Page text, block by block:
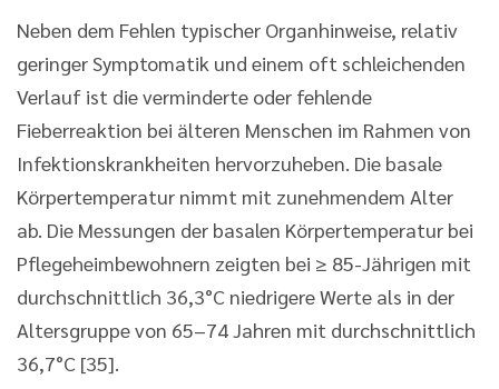
Neben dem Fehlen typischer Organhinweise, relativ
geringer Symptomatik und einem oft schleichenden
Verlauf ist die verminderte oder fehlende
Fieberreaktion bei älteren Menschen im Rahmen von
Infektionskrankheiten hervorzuheben. Die basale
Körpertemperatur nimmt mit zunehmendem Alter
ab. Die Messungen der basalen Körpertemperatur bei
Pflegeheimbewohnern zeigten bei ≥ 85-Jährigen mit
durchschnittlich 36,3°C niedrigere Werte als in der
Altersgruppe von 65–74 Jahren mit durchschnittlich
36,7°C [35].